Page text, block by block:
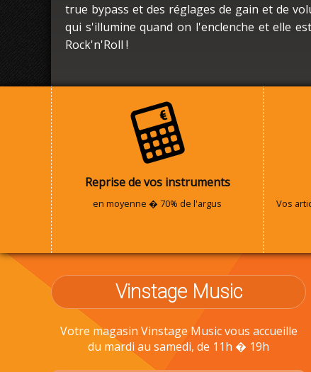
true bypass et des réglages de gain et de
qui s'illumine quand on l'enclenche et elle
Rock'n'Roll !
Reprise de vos instruments
en moyenne � 70% de l'argus
Vos
Vinstage Music
Votre magasin Vinstage Music vous accueille
du mardi au samedi, de 11h � 19h